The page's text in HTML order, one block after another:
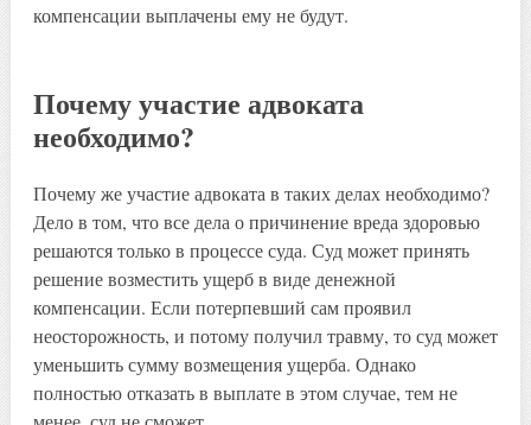
компенсации выплачены ему не будут.
Почему участие адвоката
необходимо?
Почему же участие адвоката в таких делах необходимо?
Дело в том, что все дела о причинение вреда здоровью
решаются только в процессе суда. Суд может принять
решение возместить ущерб в виде денежной
компенсации. Если потерпевший сам проявил
неосторожность, и потому получил травму, то суд может
уменьшить сумму возмещения ущерба. Однако
полностью отказать в выплате в этом случае, тем не